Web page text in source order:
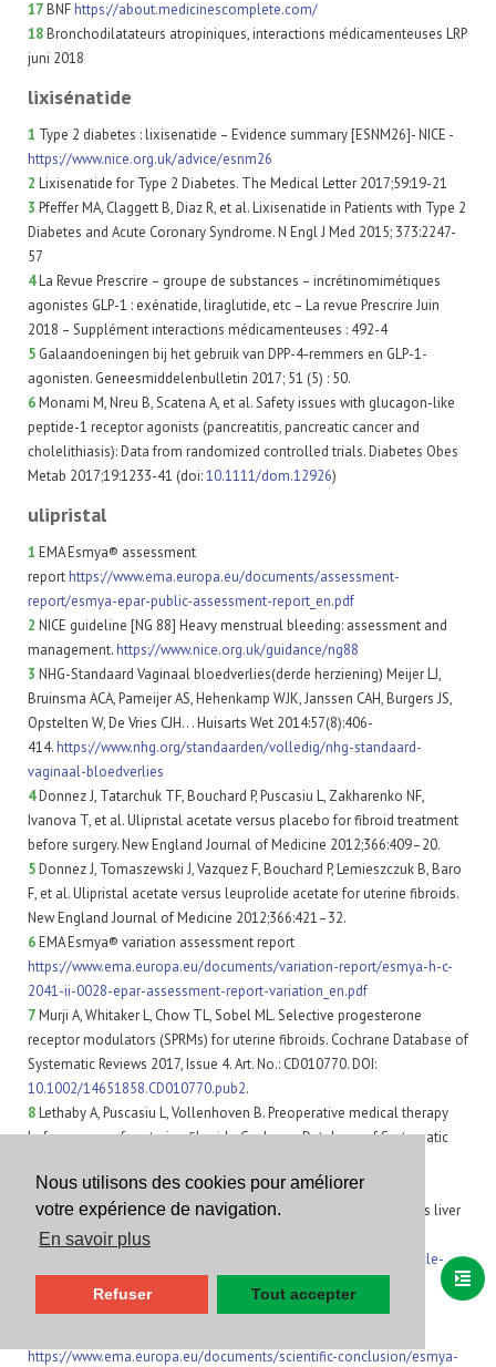
Nous utilisons des cookies pour améliorer
votre expérience de navigation.
En savoir plus
Refuser Tout accepter
17BNFhttps://about.medicinescomplete.com/
18Bronchodilatateurs atropiniques, interactions médicamenteuses LRP
juni 2018
lixisénatide
1 Type 2 diabetes : lixisenatide – Evidence summary [ESNM26]- NICE -
https://www.nice.org.uk/advice/esnm26
2 Lixisenatide for Type 2 Diabetes. The Medical Letter 2017;59:19-21
3 Pfeffer MA, Claggett B, Diaz R, et al. Lixisenatide in Patients with Type 2
Diabetes and Acute Coronary Syndrome. N Engl J Med 2015; 373:2247-
57
4La Revue Prescrire – groupe de substances – incrétinomimétiques
agonistes GLP-1 : exénatide, liraglutide, etc – La revue Prescrire Juin
2018 – Supplément interactions médicamenteuses : 492-4
5 Galaandoeningen bij het gebruik van DPP-4-remmers en GLP-1-
agonisten. Geneesmiddelenbulletin 2017; 51 (5) : 50.
6Monami M, Nreu B, Scatena A, et al. Safety issues with glucagon-like
peptide-1 receptor agonists (pancreatitis, pancreatic cancer and
cholelithiasis): Data from randomized controlled trials. Diabetes Obes
Metab 2017;19:1233-41 (doi:10.1111/dom.12926)
ulipristal
1 EMA Esmya® assessment
reporthttps://www.ema.europa.eu/documents/assessment-
report/esmya-epar-public-assessment-report_en.pdf
2 NICE guideline [NG 88] Heavy menstrual bleeding: assessment and
management.https://www.nice.org.uk/guidance/ng88
3 NHG-Standaard Vaginaal bloedverlies(derde herziening) Meijer LJ,
Bruinsma ACA, Pameijer AS, Hehenkamp WJK, Janssen CAH, Burgers JS,
Opstelten W, De Vries CJH.. . Huisarts Wet 2014:57(8):406-
414.https://www.nhg.org/standaarden/volledig/nhg-standaard-
vaginaal-bloedverlies
4Donnez J, Tatarchuk TF, Bouchard P, Puscasiu L, Zakharenko NF,
Ivanova T, et al. Ulipristal acetate versus placebo for fibroid treatment
before surgery. New England Journal of Medicine 2012;366:409–20.
5Donnez J, Tomaszewski J, Vazquez F, Bouchard P, Lemieszczuk B, Baro
F, et al. Ulipristal acetate versus leuprolide acetate for uterine fibroids.
New England Journal of Medicine 2012;366:421–32.
6EMA Esmya® variation assessment report
https://www.ema.europa.eu/documents/variation-report/esmya-h-c-
2041-ii-0028-epar-assessment-report-variation_en.pdf
7Murji A, Whitaker L, Chow TL, Sobel ML. Selective progesterone
receptor modulators (SPRMs) for uterine fibroids. Cochrane Database of
Systematic Reviews 2017, Issue 4. Art. No.: CD010770. DOI:
10.1002/14651858.CD010770.pub2.
8Lethaby A, Puscasiu L, Vollenhoven B. Preoperative medical therapy
before surgery for uterine fibroids. Cochrane Database of Systematic
10.1002/14651858.CD000547.pub2.
EMA Esmya®: new measures to minimize risk of rare but serious liver
injury. Viahttps://www.ema.europa.eu/documents/variation-
report/esmya-h-c-2041-a20-0043-epar-assessment-report-article-
https://www.ema.europa.eu/medicines/human/referrals/esmya
https://www.ema.europa.eu/documents/scientific-conclusion/esmya-